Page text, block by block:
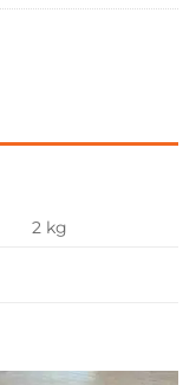
2 kg